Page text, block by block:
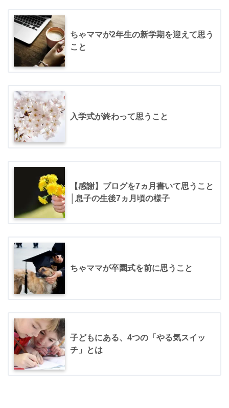
ちゃママが2年生の新学期を迎えて思う
こと
入学式が終わって思うこと
【感謝】ブログを7ヵ月書いて思うこと
│息子の生後7ヵ月頃の様子
ちゃママが卒園式を前に思うこと
子どもにある、4つの「やる気スイッ
チ」とは